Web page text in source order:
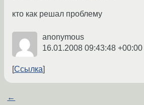
кто как решал проблему
anonymous
16.01.2008 09:43:48 +00:00
Ссылка
←